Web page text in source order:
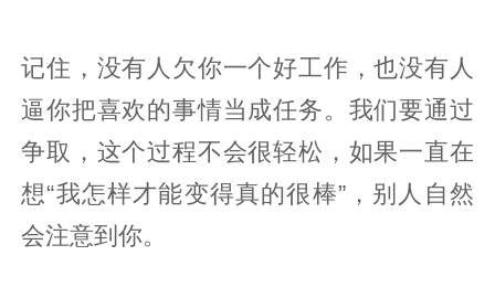
记住，没有人欠你一个好工作，也没有人
逼你把喜欢的事情当成任务。我们要通过
争取，这个过程不会很轻松，如果一直在
想“我怎样才能变得真的很棒”，别人自然
会注意到你。